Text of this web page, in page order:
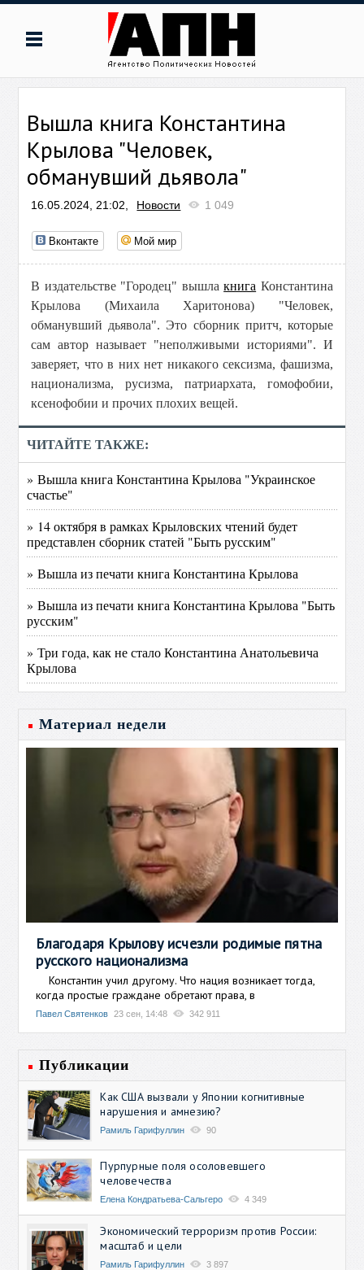
Вышла книга Константина
Крылова "Человек,
обманувший дьявола"
16.05.2024, 21:02, Новости 1 049
Вконтакте Мой мир
В издательстве "Городец" вышлакнига Константина
Крылова (Михаила Харитонова) "Человек,
обманувший дьявола". Это сборник притч, которые
сам автор называет "неполживыми историями". И
заверяет, что в них нет никакого сексизма, фашизма,
национализма, русизма, патриархата, гомофобии,
ксенофобии и прочих плохих вещей.
ЧИТАЙТЕ ТАКЖЕ:
» Вышла книга Константина Крылова "Украинское
счастье"
» 14 октября в рамках Крыловских чтений будет
представлен сборник статей "Быть русским"
» Вышла из печати книга Константина Крылова
» Вышла из печати книга Константина Крылова "Быть
русским"
» Три года, как не стало Константина Анатольевича
Крылова
Материал недели
Благодаря Крылову исчезли родимые пятна
русского национализма
Константин учил другому. Что нация возникает тогда,
когда простые граждане обретают права, в
Павел Святенков 23 сен, 14:48 342 911
Публикации
Как США вызвали у Японии когнитивные
нарушения и амнезию?
Рамиль Гарифуллин 90
Пурпурные поля осоловевшего
человечества
Елена Кондратьева-Сальгеро 4 349
Экономический терроризм против России:
масштаб и цели
Рамиль Гарифуллин 3 897